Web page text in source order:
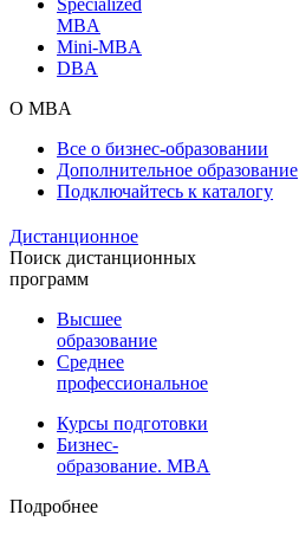
MBA
Mini-MBA
DBA
О MBA
Все о бизнес-образовании
Дополнительное образование
Подключайтесь к каталогу
Дистанционное
Поиск дистанционных
программ
Высшее
образование
Среднее
профессиональное
Курсы подготовки
Бизнес-
образование. MBA
Подробнее